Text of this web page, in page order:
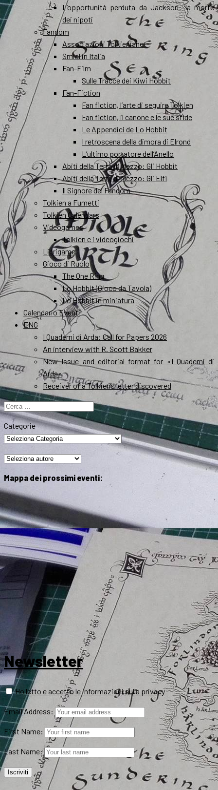
L’opportunità perduta da Jackson: la morte
dei nipoti
Fandom
Associazioni Tolkieniane
Smial in Italia
Fan-Film
Sulle Tracce dei Kiwi Hobbit
Fan-Fiction
Fan fiction, l’arte di seguire Tolkien
Fan fiction, il canone e le sue sfide
Le Appendici de Lo Hobbit
I retroscena della dimora di Elrond
L’ultimo portatore dell’Anello
Abiti della Terra di Mezzo: Gli Hobbit
Abiti della Terra di Mezzo: Gli Elfi
Il Signore del Fandom
Tolkien a Fumetti
Tolkien Calendars
Videogames
Tolkien e i videogiochi
Librigame
Gioco di Ruolo
The One Ring
Lo Hobbit (Gioco da Tavola)
Lo Hobbit in miniatura
Calendario Eventi
ENG
I Quaderni di Arda: Call for Papers 2026
An interview with R. Scott Bakker
New Issue and editorial format for «I Quaderni di
Arda»
Receiver of a Tolkien’s letter discovered
Ricerca
per:
Categorie
Mappa dei prossimi eventi:
Newsletter
Ho letto e accetto le informazioni sulla privacy
Email Address:
First Name:
Last Name: